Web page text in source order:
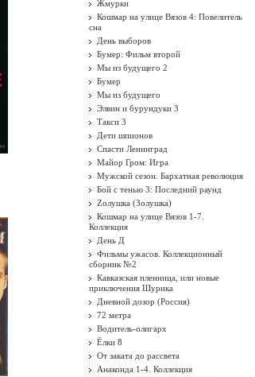
Жмурки
Кошмар на улице Вязов 4: Повелитель
сна
День выборов
Бумер: Фильм второй
Мы из будущего 2
Бумер
Мы из будущего
Элвин и бурундуки 3
Такси 3
Дети шпионов
Спасти Ленинград
Майор Гром: Игра
Мужской сезон. Бархатная революция
Бой с тенью 3: Последний раунд
Zолушка (Золушка)
Кошмар на улице Вязов 1-7.
Коллекция
День Д
Фильмы ужасов. Коллекционный
сборник №2
Кавказская пленница, или новые
приключения Шурика
Дневной дозор (Россия)
72 метра
Водитель-олигарх
Ёлки 8
От заката до рассвета
Анаконда 1-4. Коллекция